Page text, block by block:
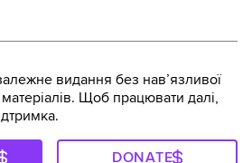
видання без навʼязливої
Щоб працювати далі,
DONATE